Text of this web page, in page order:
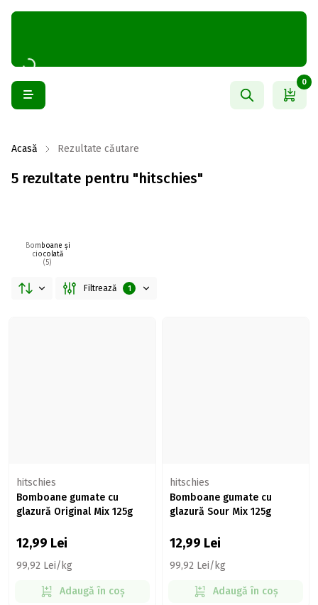
0
Acasă Rezultate căutare
5 rezultate pentru "hitschies"
Bomboane și
ciocolată
(5)
Filtrează 1
hitschies
Bomboane gumate cu
glazură Original Mix 125g
12,99 Lei
99,92 Lei/kg
Adaugă în coș
hitschies
Bomboane gumate cu
glazură Sour Mix 125g
12,99 Lei
99,92 Lei/kg
Adaugă în coș